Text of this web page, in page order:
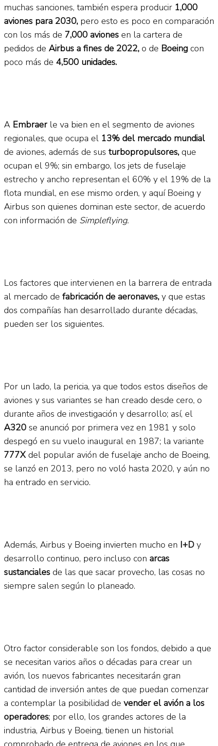
muchas sanciones, también espera producir 1,000
aviones para 2030, pero esto es poco en comparación
con los más de 7,000 aviones en la cartera de
pedidos de Airbus a fines de 2022, o de Boeing con
poco más de 4,500 unidades.
A Embraerle va bien en el segmento de aviones
regionales, que ocupa el 13% del mercado mundial
de aviones, además de sus turbopropulsores, que
ocupan el 9%; sin embargo, los jets de fuselaje
estrecho y ancho representan el 60% y el 19% de la
flota mundial, en ese mismo orden, y aquí Boeing y
Airbus son quienes dominan este sector, de acuerdo
con información de Simpleflying.
Los factores que intervienen en la barrera de entrada
al mercado de fabricación de aeronaves, y que estas
dos compañías han desarrollado durante décadas,
pueden ser los siguientes.
Por un lado, la pericia, ya que todos estos diseños de
aviones y sus variantes se han creado desde cero, o
durante años de investigación y desarrollo; así, el
A320 se anunció por primera vez en 1981 y solo
despegó en su vuelo inaugural en 1987; la variante
777X del popular avión de fuselaje ancho de Boeing,
se lanzó en 2013, pero no voló hasta 2020, y aún no
ha entrado en servicio.
Además, Airbus y Boeing invierten mucho en I+D y
desarrollo continuo, pero incluso con arcas
sustanciales de las que sacar provecho, las cosas no
siempre salen según lo planeado.
Otro factor considerable son los fondos, debido a que
se necesitan varios años o décadas para crear un
avión, los nuevos fabricantes necesitarán gran
cantidad de inversión antes de que puedan comenzar
a contemplar la posibilidad de vender el avión a los
operadores; por ello, los grandes actores de la
industria, Airbus y Boeing, tienen un historial